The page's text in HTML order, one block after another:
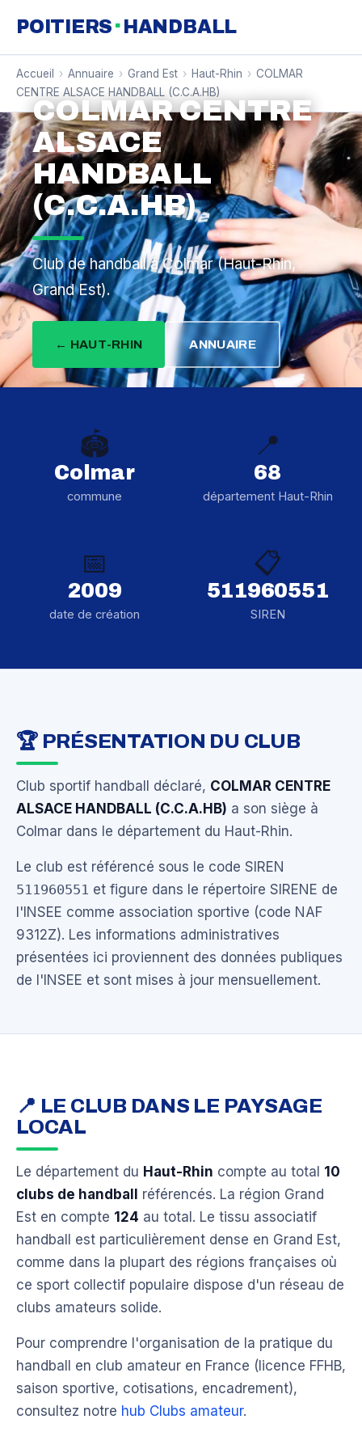
POITIERS · HANDBALL
Accueil › Annuaire › Grand Est › Haut-Rhin › COLMAR
CENTRE ALSACE HANDBALL (C.C.A.HB)
COLMAR CENTRE
ALSACE
HANDBALL
(C.C.A.HB)
Club de handball à Colmar (Haut-Rhin,
Grand Est).
← HAUT-RHIN ANNUAIRE
🏟️
Colmar
commune
📍
68
département Haut-Rhin
📅
2009
date de création
📋
511960551
SIREN
🏆 PRÉSENTATION DU CLUB
Club sportif handball déclaré, COLMAR CENTRE
ALSACE HANDBALL (C.C.A.HB) a son siège à
Colmar dans le département du Haut-Rhin.
Le club est référencé sous le code SIREN
511960551 et figure dans le répertoire SIRENE de
l'INSEE comme association sportive (code NAF
9312Z). Les informations administratives
présentées ici proviennent des données publiques
de l'INSEE et sont mises à jour mensuellement.
📍 LE CLUB DANS LE PAYSAGE
LOCAL
Le département du Haut-Rhin compte au total 10
clubs de handball
référencés. La région Grand
Est en compte 124 au total. Le tissu associatif
handball est particulièrement dense en Grand Est,
comme dans la plupart des régions françaises où
ce sport collectif populaire dispose d'un réseau de
clubs amateurs solide.
Pour comprendre l'organisation de la pratique du
handball en club amateur en France (licence FFHB,
saison sportive, cotisations, encadrement),
consultez notre hub Clubs amateur.